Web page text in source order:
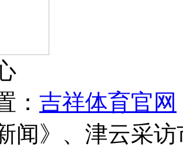
： 吉祥体育官网
闻》、津云采